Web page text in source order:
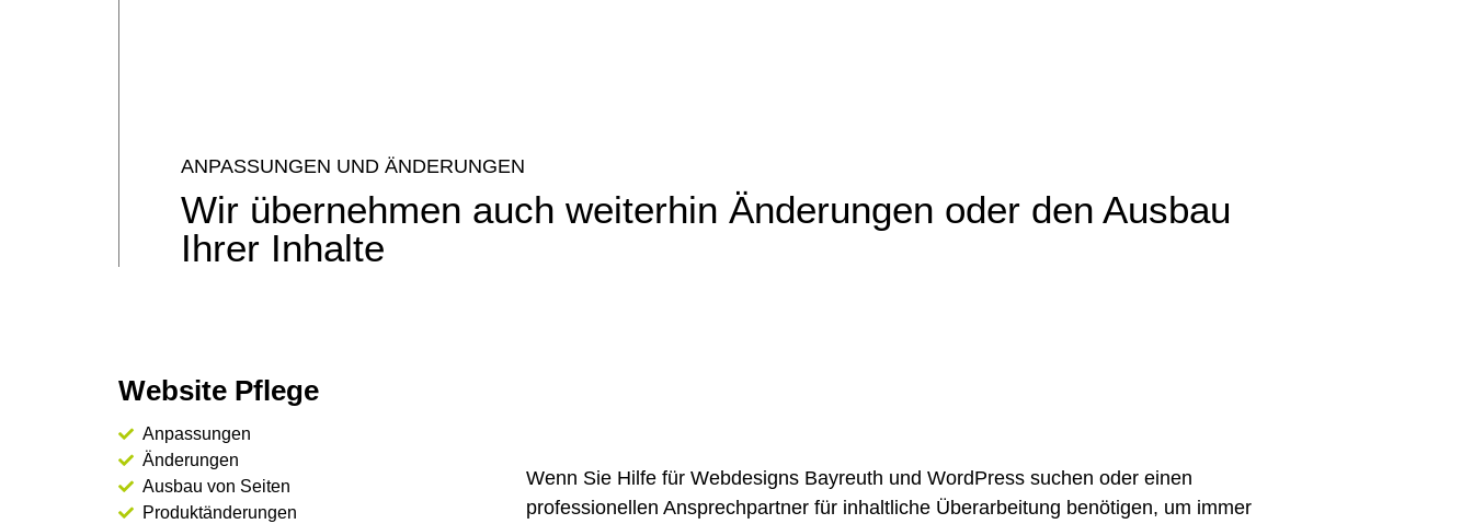
ANPASSUNGEN UND ÄNDERUNGEN
Wir übernehmen auch weiterhin Änderungen oder den Ausbau
Ihrer Inhalte
Website Pflege
Anpassungen
Änderungen
Ausbau von Seiten
Produktänderungen
Wenn Sie Hilfe für Webdesigns Bayreuth und WordPress suchen oder einen
professionellen Ansprechpartner für inhaltliche Überarbeitung benötigen, um immer